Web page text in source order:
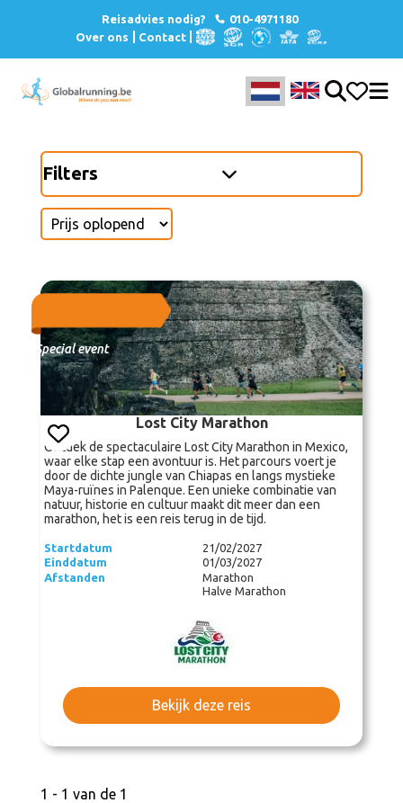
Reisadvies nodig?
010-4971180
Over ons
Contact
Filters
Special event
Lost City Marathon
Ontdek de spectaculaire Lost City Marathon in Mexico,
waar elke stap een avontuur is. Het parcours voert je
door de dichte jungle van Chiapas en langs mystieke
Maya-ruïnes in Palenque. Een unieke combinatie van
natuur, historie en cultuur maakt dit meer dan een
marathon, het is een reis terug in de tijd.
Startdatum
21/02/2027
Einddatum
01/03/2027
Afstanden
Marathon
Halve Marathon
Bekijk deze reis
1 - 1 van de 1